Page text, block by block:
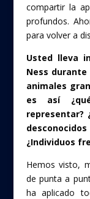
compartir la
profundos.
para volver a
Usted lleva
Ness
animales
es así
representar?
¿Individuos
Hemos visto,
de punta a
ha aplicado